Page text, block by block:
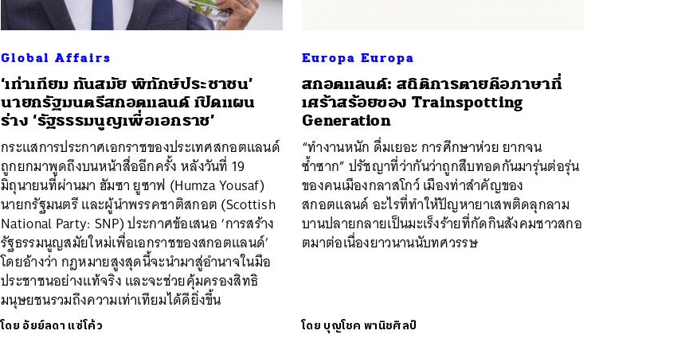
Global Affairs
‘เท่าเทียม ทันสมัย พิทักษ์ประชาชน’
นายกรัฐมนตรีสกอตแลนด์ เปิดแผน
ร่าง ‘รัฐธรรมนูญเพื่อเอกราช’
กระแสการประกาศเอกราชของประเทศสกอตแลนด์
ถูกยกมาพูดถึงบนหน้าสื่ออีกครั้ง หลังวันที่ 19
มิถุนายนที่ผ่านมา ฮัมซา ยูซาฟ (Humza Yousaf)
นายกรัฐมนตรี และผู้นำพรรคชาติสกอต (Scottish
National Party: SNP) ประกาศข้อเสนอ ‘การสร้าง
รัฐธรรมนูญสมัยใหม่เพื่อเอกราชของสกอตแลนด์’
โดยอ้างว่า กฎหมายสูงสุดนี้จะนำมาสู่อำนาจในมือ
ประชาชนอย่างแท้จริง และจะช่วยคุ้มครองสิทธิ
มนุษยชนรวมถึงความเท่าเทียมได้ดียิ่งขึ้น
โดย อัยย์ลดา แซ่โค้ว
Europa Europa
สกอตแลนด์: สถิติการตายคือภาษาที่
เศร้าสร้อยของ Trainspotting
Generation
“ทำงานหนัก ดื่มเยอะ การศึกษาห่วย ยากจน
ซ้ำซาก” ปรัชญาที่ว่ากันว่าถูกสืบทอดกันมารุ่นต่อรุ่น
ของคนเมืองกลาสโกว์ เมืองท่าสำคัญของ
สกอตแลนด์ อะไรที่ทำให้ปัญหายาเสพติดลุกลาม
บานปลายกลายเป็นมะเร็งร้ายที่กัดกินสังคมชาวสกอ
ตมาต่อเนื่องยาวนานนับทศวรรษ
โดย บุญโชค พานิชศิลป์